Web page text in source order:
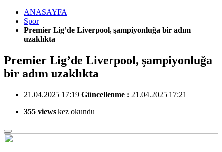
ANASAYFA
Spor
Premier Lig’de Liverpool, şampiyonluğa bir adım
uzaklıkta
Premier Lig’de Liverpool, şampiyonluğa
bir adım uzaklıkta
21.04.2025 17:19 Güncellenme : 21.04.2025 17:21
355 views kez okundu